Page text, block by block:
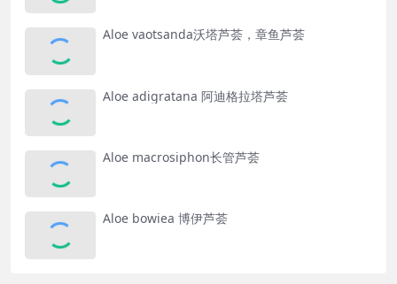
Aloe vaotsanda沃塔芦荟，章鱼芦荟
Aloe adigratana 阿迪格拉塔芦荟
Aloe macrosiphon长管芦荟
Aloe bowiea 博伊芦荟